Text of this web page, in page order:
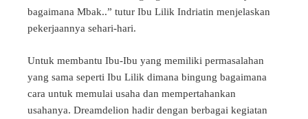
bagaimana Mbak..” tutur Ibu Lilik Indriatin menjelaskan
pekerjaannya sehari-hari.
Untuk membantu Ibu-Ibu yang memiliki permasalahan
yang sama seperti Ibu Lilik dimana bingung bagaimana
cara untuk memulai usaha dan mempertahankan
usahanya. Dreamdelion hadir dengan berbagai kegiatan